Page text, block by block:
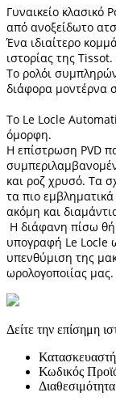
Γυναικείο κλασικό
από ανοξείδωτο
Ένα ιδιαίτερο
ιστορίας της Tissot.
Το ρολόι
διάφορα μοντέρνα
Το Le Locle
όμορφη.
Η επίστρωση PVD
και ροζ χρυσό. Τα
τα πιο
ακόμη και
Η διάφανη πίσω
υπογραφή Le Locle
υπενθύμιση της
ωρολογοποιίας μας.
Δείτε την επίσημη
Κωδικός